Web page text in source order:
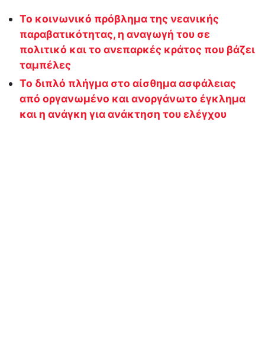
Το κοινωνικό πρόβλημα της νεανικής
παραβατικότητας, η αναγωγή του σε
πολιτικό και το ανεπαρκές κράτος που βάζει
ταμπέλες
Το διπλό πλήγμα στο αίσθημα ασφάλειας
από οργανωμένο και ανοργάνωτο έγκλημα
και η ανάγκη για ανάκτηση του ελέγχου